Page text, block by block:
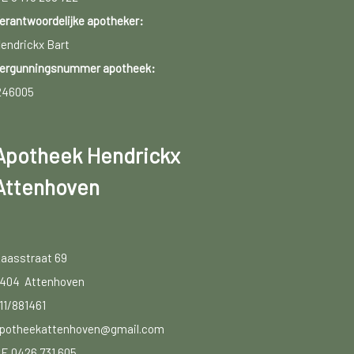
apotheker:
Bart
apotheek:
Hendrickx
69
Attenhoven
881461